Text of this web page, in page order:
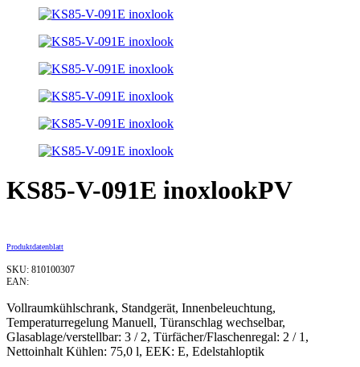
KS85-V-091E inoxlookPV
Produktdatenblatt
SKU: 810100307
EAN:
Vollraumkühlschrank, Standgerät, Innenbeleuchtung,
Temperaturregelung Manuell, Türanschlag wechselbar,
Glasablage/verstellbar: 3 / 2, Türfächer/Flaschenregal: 2 / 1,
Nettoinhalt Kühlen: 75,0 l, EEK: E, Edelstahloptik